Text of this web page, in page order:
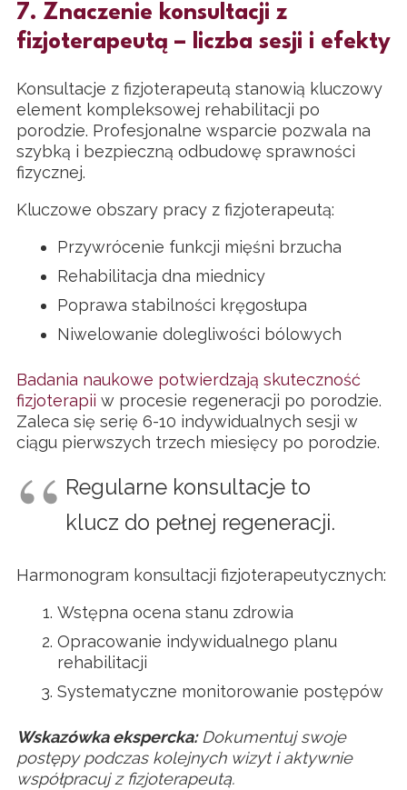
7. Znaczenie konsultacji z
fizjoterapeutą – liczba sesji i efekty
Konsultacje z fizjoterapeutą stanowią kluczowy
element kompleksowej rehabilitacji po
porodzie. Profesjonalne wsparcie pozwala na
szybką i bezpieczną odbudowę sprawności
fizycznej.
Kluczowe obszary pracy z fizjoterapeutą:
Przywrócenie funkcji mięśni brzucha
Rehabilitacja dna miednicy
Poprawa stabilności kręgosłupa
Niwelowanie dolegliwości bólowych
Badania naukowe potwierdzają skuteczność
fizjoterapii w procesie regeneracji po porodzie.
Zaleca się serię 6-10 indywidualnych sesji w
ciągu pierwszych trzech miesięcy po porodzie.
Regularne konsultacje to
klucz do pełnej regeneracji.
Harmonogram konsultacji fizjoterapeutycznych:
Wstępna ocena stanu zdrowia
Opracowanie indywidualnego planu
rehabilitacji
Systematyczne monitorowanie postępów
Wskazówka ekspercka: Dokumentuj swoje
postępy podczas kolejnych wizyt i aktywnie
współpracuj z fizjoterapeutą.